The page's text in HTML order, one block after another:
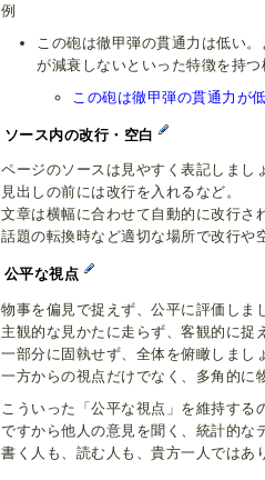
例
この砲は徹甲弾の貫通力は低い
が減衰しないといった特徴を持つ
この砲は徹甲弾の貫通力が
ソース内の改行・空白
ページのソースは見やすく表記しまし
見出しの前には改行を入れるなど。
文章は横幅に合わせて自動的に改行さ
話題の転換時など適切な場所で改行や
公平な視点
物事を偏見で捉えず、公平に評価しま
主観的な見かたに走らず、客観的に捉
一部分に固執せず、全体を俯瞰しまし
一方からの視点だけでなく、多角的に
こういった「公平な視点」を維持する
ですから他人の意見を聞く、統計的な
書く人も、読む人も、貴方一人ではあ